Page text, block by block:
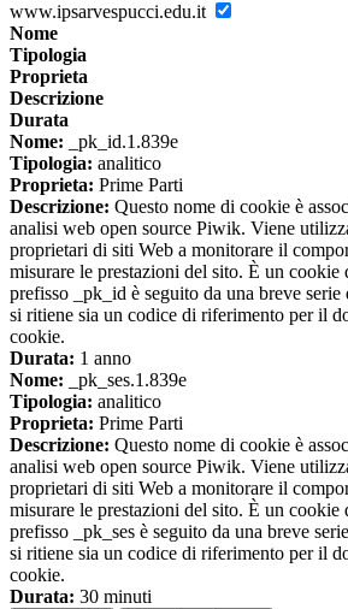
www.ipsarvespucci.edu.it
Nome
Tipologia
Proprieta
Descrizione
Durata
Nome: _pk_id.1.839e
Tipologia: analitico
Proprieta: Prime Parti
Descrizione: Questo nome di cookie è
analisi web open source Piwik. Viene
proprietari di siti Web a monitorare il
misurare le prestazioni del sito. È un
prefisso _pk_id è seguito da una breve
si ritiene sia un codice di riferimento per il
cookie.
Durata: 1 anno
Nome: _pk_ses.1.839e
Tipologia: analitico
Proprieta: Prime Parti
Descrizione: Questo nome di cookie è
analisi web open source Piwik. Viene
proprietari di siti Web a monitorare il
misurare le prestazioni del sito. È un
prefisso _pk_ses è seguito da una breve
si ritiene sia un codice di riferimento per il
cookie.
Durata: 30 minuti